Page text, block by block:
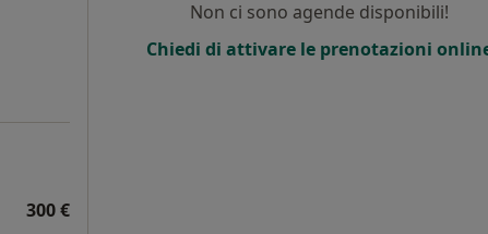
300 €
Non ci sono agende disponibili!
Chiedi di attivare le prenotazioni